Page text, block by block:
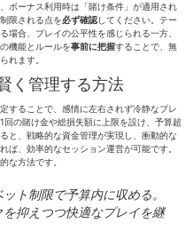
ボーナス利用時は「賭け条件」が適用され
限される点を必ず確認してください。テー
場合、プレイの公平性を感じられる一方、
機能とルールを事前に把握することで、無
れます。
く管理する方法
することで、感情に左右されず冷静なプレ
の賭け金や総損失額に上限を設け、予算超
と、戦略的な資金管理が実現し、衝動的な
ば、効率的なセッション運営が可能です。
な方法です。
ト制限で予算内に収める。
抑えつつ快適なプレイを継